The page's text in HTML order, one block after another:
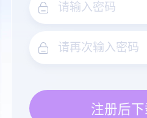
注册后下